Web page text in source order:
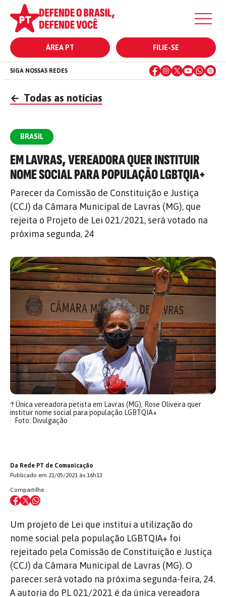
ÁREA PT FILIE-SE
SIGA NOSSAS REDES
← Todas as notícias
BRASIL
EM LAVRAS, VEREADORA QUER INSTITUIR
NOME SOCIAL PARA POPULAÇÃO LGBTQIA+
Parecer da Comissão de Constituição e Justiça
(CCJ) da Câmara Municipal de Lavras (MG), que
rejeita o Projeto de Lei 021/2021, será votado na
próxima segunda, 24
↑Única vereadora petista em Lavras (MG), Rose Oliveira quer
instituir nome social para população LGBTQIA+
Foto: Divulgação
Da Rede PT de Comunicação
Publicado em 21/05/2021 às 16h13
Compartilhe
Um projeto de Lei que institui a utilização do
nome social pela população LGBTQIA+ foi
rejeitado pela Comissão de Constituição e Justiça
(CCJ) da Câmara Municipal de Lavras (MG). O
parecer será votado na próxima segunda-feira, 24.
A autoria do PL 021/2021 é da única vereadora